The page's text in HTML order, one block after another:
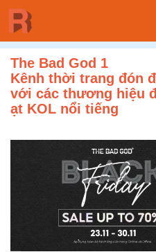
Chuyển
đến
nội
dungThe Bad God 1
Kênh thời trang đón
với các thương hiệu
ạt KOL nổi tiếng